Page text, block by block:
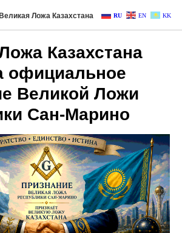
RU EN KK
Ложа Казахстана
Казахстана
официальное
Великой Ложи
Сан-Марино